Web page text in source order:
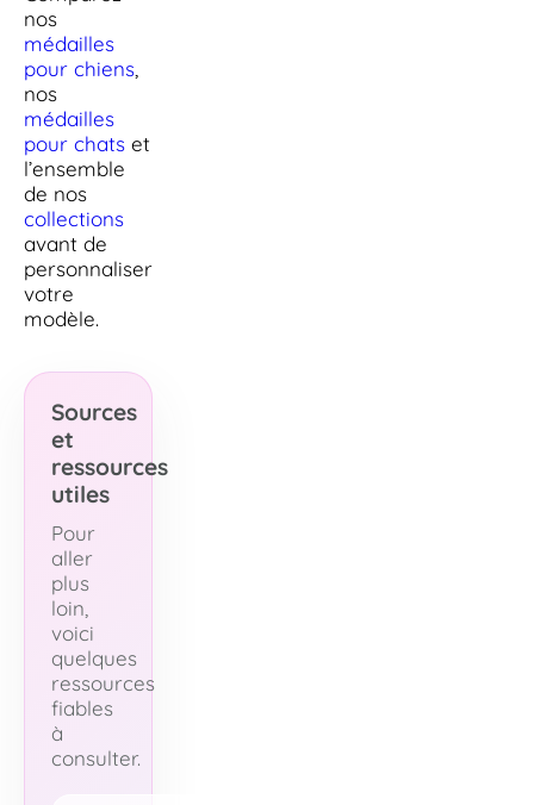
nos
médailles
pour chiens,
nos
médailles
pour chats et
l’ensemble
de nos
collections
avant de
personnaliser
votre
modèle.
Sources
et
ressources
utiles
Pour
aller
plus
loin,
voici
quelques
ressources
fiables
à
consulter.